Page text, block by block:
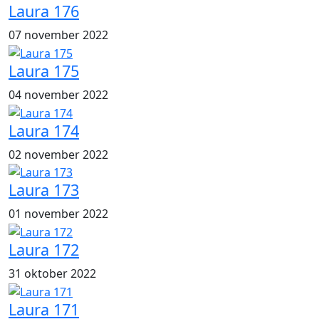
Laura 176
07 november 2022
Laura 175
04 november 2022
Laura 174
02 november 2022
Laura 173
01 november 2022
Laura 172
31 oktober 2022
Laura 171